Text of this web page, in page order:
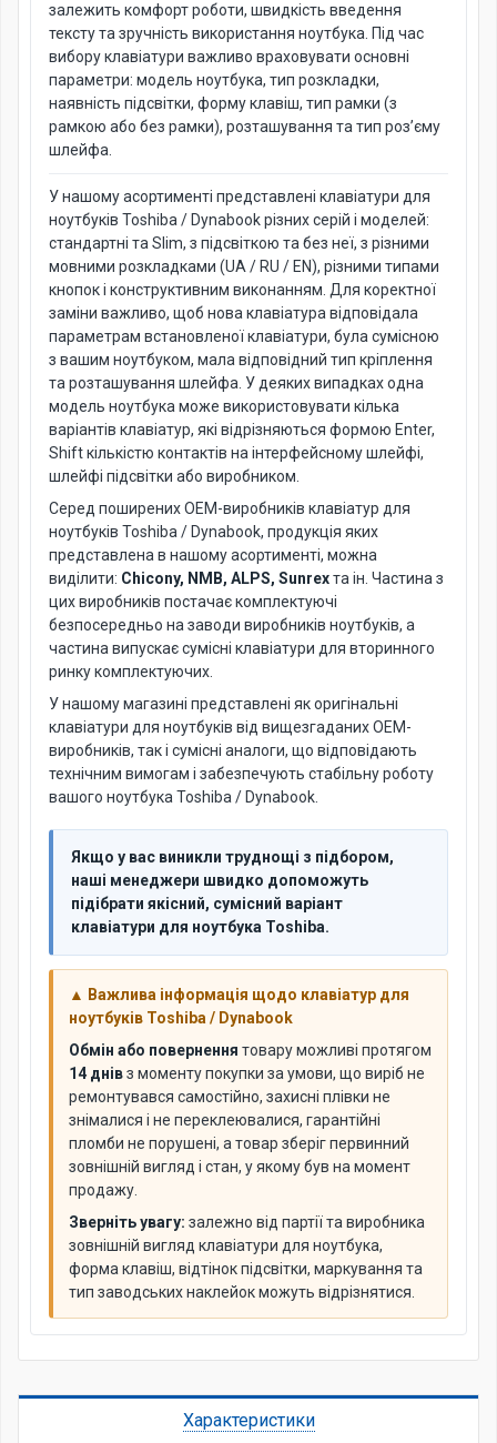
залежить комфорт роботи, швидкість введення
тексту та зручність використання ноутбука. Під час
вибору клавіатури важливо враховувати основні
параметри: модель ноутбука, тип розкладки,
наявність підсвітки, форму клавіш, тип рамки (з
рамкою або без рамки), розташування та тип роз’єму
шлейфа.
У нашому асортименті представлені клавіатури для
ноутбуків Toshiba / Dynabook різних серій і моделей:
стандартні та Slim, з підсвіткою та без неї, з різними
мовними розкладками (UA / RU / EN), різними типами
кнопок і конструктивним виконанням. Для коректної
заміни важливо, щоб нова клавіатура відповідала
параметрам встановленої клавіатури, була сумісною
з вашим ноутбуком, мала відповідний тип кріплення
та розташування шлейфа. У деяких випадках одна
модель ноутбука може використовувати кілька
варіантів клавіатур, які відрізняються формою Enter,
Shift кількістю контактів на інтерфейсному шлейфі,
шлейфі підсвітки або виробником.
Серед поширених OEM-виробників клавіатур для
ноутбуків Toshiba / Dynabook, продукція яких
представлена в нашому асортименті, можна
виділити: Chicony, NMB, ALPS, Sunrexта ін. Частина з
цих виробників постачає комплектуючі
безпосередньо на заводи виробників ноутбуків, а
частина випускає сумісні клавіатури для вторинного
ринку комплектуючих.
У нашому магазині представлені як оригінальні
клавіатури для ноутбуків від вищезгаданих OEM-
виробників, так і сумісні аналоги, що відповідають
технічним вимогам і забезпечують стабільну роботу
вашого ноутбука Toshiba / Dynabook.
Якщо у вас виникли труднощі з підбором,
наші менеджери швидко допоможуть
підібрати якісний, сумісний варіант
клавіатури для ноутбука Toshiba.
▲ Важлива інформація щодо клавіатур для
ноутбуків Toshiba / Dynabook
Обмін або повернення товару можливі протягом
14 днівз моменту покупки за умови, що виріб не
ремонтувався самостійно, захисні плівки не
знімалися і не переклеювалися, гарантійні
пломби не порушені, а товар зберіг первинний
зовнішній вигляд і стан, у якому був на момент
продажу.
Зверніть увагу: залежно від партії та виробника
зовнішній вигляд клавіатури для ноутбука,
форма клавіш, відтінок підсвітки, маркування та
тип заводських наклейок можуть відрізнятися.
Характеристики